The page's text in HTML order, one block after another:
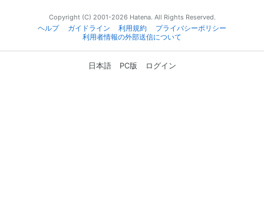
Copyright (C) 2001-2026 Hatena. All Rights Reserved.
ヘルプ
ガイドライン 利用規約
プライバシーポリシー
利用者情報の外部送信について
日本語 PC版 ログイン